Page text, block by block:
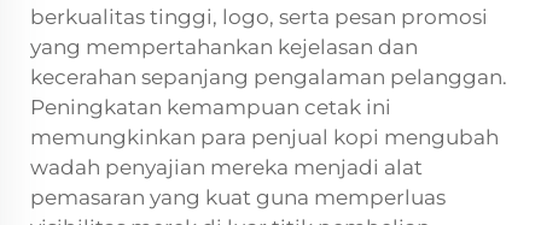
berkualitas tinggi, logo, serta pesan promosi
yang mempertahankan kejelasan dan
kecerahan sepanjang pengalaman pelanggan.
Peningkatan kemampuan cetak ini
memungkinkan para penjual kopi mengubah
wadah penyajian mereka menjadi alat
pemasaran yang kuat guna memperluas